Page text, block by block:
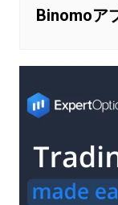
Binomoア